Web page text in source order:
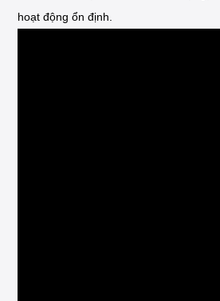
hoạt động ổn định.